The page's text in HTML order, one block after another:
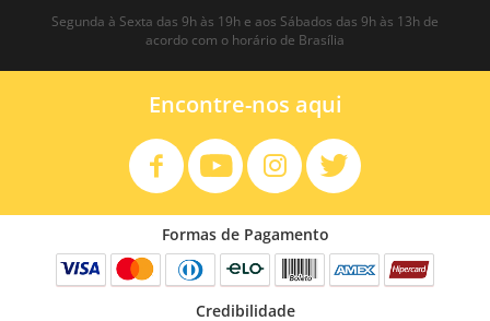
Segunda à Sexta das 9h às 19h e aos Sábados das 9h às 13h de
acordo com o horário de Brasília
Encontre-nos aqui
Formas de Pagamento
Credibilidade